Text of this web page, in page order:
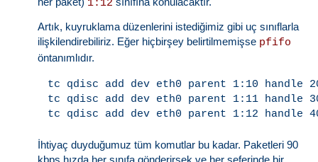
1:12
Artık, kuyruklama düzenlerini istediğimiz gibi uç sınıflarla
ilişkilendirebiliriz. Eğer hiçbirşey belirtilmemişse pfifo
öntanımlıdır.
tc qdisc add dev eth0 parent 1:10
tc qdisc add dev eth0 parent 1:11
İhtiyaç duyduğumuz tüm komutlar bu kadar. Paketleri 90
kbps hızda her sınıfa gönderirsek ve her seferinde bir